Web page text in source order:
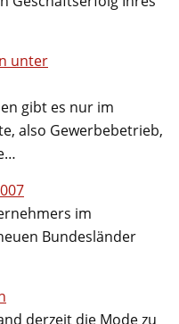
unter
gibt es nur im
also Gewerbebetrieb,
im
Bundesländer
derzeit die Mode zu